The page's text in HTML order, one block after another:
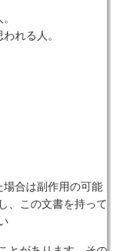
れる人。
合は副作用の可能
、この文書を持って